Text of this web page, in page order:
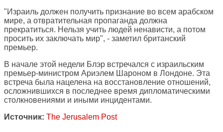
"Израиль должен получить признание во всем арабском
мире, а отвратительная пропаганда должна
прекратиться. Нельзя учить людей ненависти, а потом
просить их заключать мир", - заметил британский
премьер.
В начале этой недели Блэр встречался с израильским
премьер-министром Ариэлем Шароном в Лондоне. Эта
встреча была нацелена на восстановление отношений,
осложнившихся в последнее время дипломатическими
столкновениями и иными инцидентами.
Источник: The Jerusalem Post